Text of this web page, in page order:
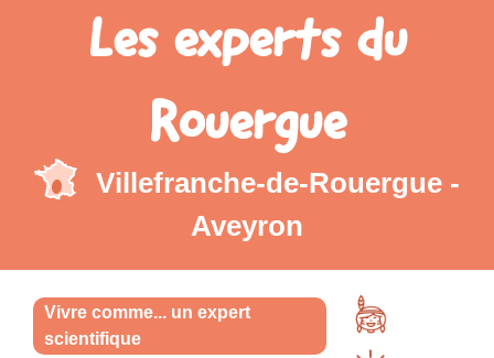
Les experts du
Rouergue
Villefranche-de-Rouergue -
Aveyron
Vivre comme... un expert
scientifique